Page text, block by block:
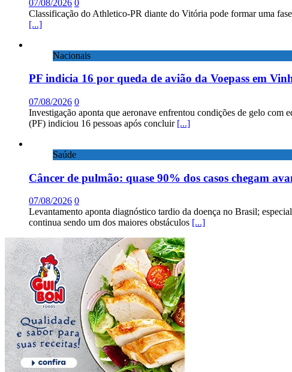
07/08/2026 0
Classificação do Athletico-PR diante do Vitória pode formar uma
[...]
Nacionais
PF indicia 16 por queda de avião da Voepass em
07/08/2026 0
Investigação aponta que aeronave enfrentou condições de gelo com
(PF) indiciou 16 pessoas após concluir [...]
Saúde
Câncer de pulmão: quase 90% dos casos chegam
07/08/2026 0
Levantamento aponta diagnóstico tardio da doença no Brasil;
continua sendo um dos maiores obstáculos [...]